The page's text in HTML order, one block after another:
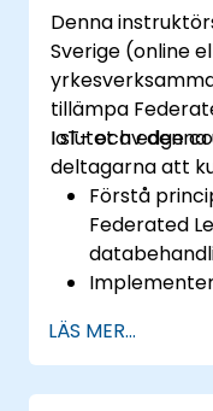
Denna
Sverige (online
tillämpa
IoT- och edge
I slutet av
deltagarna att
Förstå
Federated
Minska
LÄS MER...